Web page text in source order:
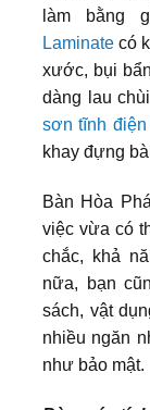
làm bằng
Laminate có
xước, bụi
dàng lau
sơn tĩnh điện
khay đựng
Bàn Hòa
việc vừa có
chắc, khả
nữa, bạn
sách, vật
nhiều ngăn
như bảo mật.